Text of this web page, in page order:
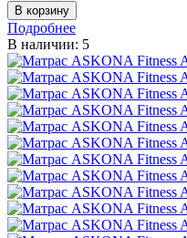
Подробнее
В наличии: 5